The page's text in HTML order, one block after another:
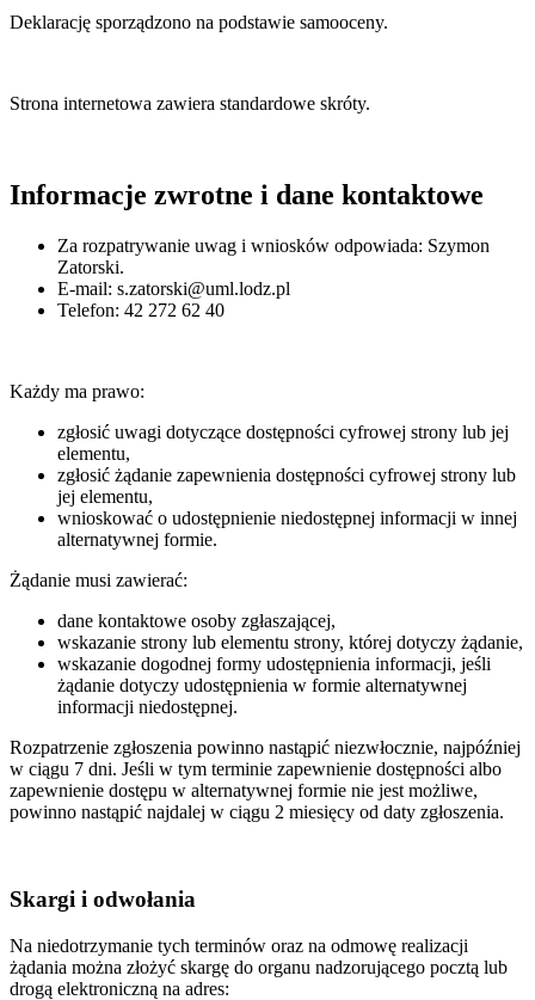
Deklarację sporządzono na podstawie samooceny.
Strona internetowa zawiera standardowe skróty.
Informacje zwrotne i dane kontaktowe
Za rozpatrywanie uwag i wniosków odpowiada: Szymon
Zatorski.
E-mail: s.zatorski@uml.lodz.pl
Telefon: 42 272 62 40
Każdy ma prawo:
zgłosić uwagi dotyczące dostępności cyfrowej strony lub jej
elementu,
zgłosić żądanie zapewnienia dostępności cyfrowej strony lub
jej elementu,
wnioskować o udostępnienie niedostępnej informacji w innej
alternatywnej formie.
Żądanie musi zawierać:
dane kontaktowe osoby zgłaszającej,
wskazanie strony lub elementu strony, której dotyczy żądanie,
wskazanie dogodnej formy udostępnienia informacji, jeśli
żądanie dotyczy udostępnienia w formie alternatywnej
informacji niedostępnej.
Rozpatrzenie zgłoszenia powinno nastąpić niezwłocznie, najpóźniej
w ciągu 7 dni. Jeśli w tym terminie zapewnienie dostępności albo
zapewnienie dostępu w alternatywnej formie nie jest możliwe,
powinno nastąpić najdalej w ciągu 2 miesięcy od daty zgłoszenia.
Skargi i odwołania
Na niedotrzymanie tych terminów oraz na odmowę realizacji
żądania można złożyć skargę do organu nadzorującego pocztą lub
drogą elektroniczną na adres: